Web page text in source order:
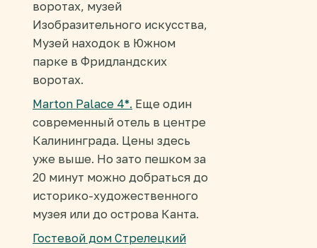
воротах, музей
Изобразительного искусства,
Музей находок в Южном
парке в Фридландских
воротах.
Marton Palace 4*. Еще один
современный отель в центре
Калининграда. Цены здесь
уже выше. Но зато пешком за
20 минут можно добраться до
историко-художественного
музея или до острова Канта.
Гостевой дом Стрелецкий